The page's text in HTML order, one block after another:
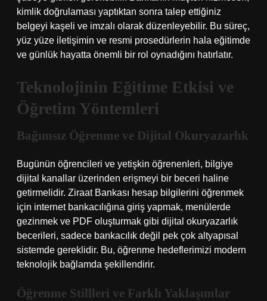
kimlik doğrulaması yaptıktan sonra talep ettiğiniz
belgeyi kaşeli ve imzalı olarak düzenleyebilir. Bu süreç,
yüz yüze iletişimin ve resmi prosedürlerin hala eğitimde
ve günlük hayatta önemli bir rol oynadığını hatırlatır.
Teknolojinin Eğitime Etkisi ve
Öğretim Yöntemleri
Bağımsız Öğrenme ve Dijital Okuryazarlık
Bugünün öğrencileri ve yetişkin öğrenenleri, bilgiye
dijital kanallar üzerinden erişmeyi bir beceri haline
getirmelidir. Ziraat Bankası hesap bilgilerini öğrenmek
için internet bankacılığına giriş yapmak, menülerde
gezinmek ve PDF oluşturmak gibi dijital okuryazarlık
becerileri, sadece bankacılık değil pek çok altyapısal
sistemde gereklidir. Bu, öğrenme hedeflerimizi modern
teknolojik bağlamda şekillendirir.
Öğrenme Stillleri ve Farklı Yaklaşımlar